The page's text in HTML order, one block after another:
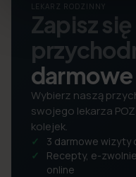
LEKARZ RODZINNY
Zapisz
Wybierz naszą
swojego lekarza
kolejek.
3 darmowe wizyty
Recepty, e-
online